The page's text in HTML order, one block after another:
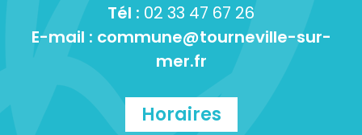
Tél : 02 33 47 67 26
E-mail : commune@tourneville-sur-
mer.fr
Horaires